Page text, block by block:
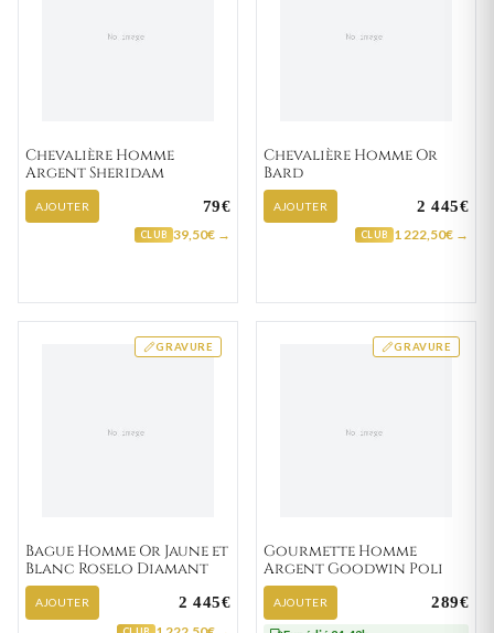
Chevalière Homme
Argent Sheridam
AJOUTER 79€
CLUB 39,50€ →
Chevalière Homme Or
Bard
AJOUTER 2 445€
CLUB 1 222,50€ →
GRAVURE
Bague Homme Or Jaune et
Blanc Roselo Diamant
AJOUTER 2 445€
GRAVURE
Gourmette Homme
Argent Goodwin Poli
AJOUTER 289€